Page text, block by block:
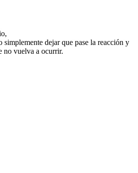
simplemente dejar que pase la reacción y
no vuelva a ocurrir.